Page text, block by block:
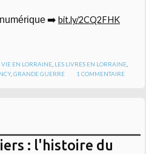
➡️ bit.ly/2CQ2FHK
VIE EN LORRAINE, LES LIVRES EN LORRAINE,
,GRANDE GUERRE 1 COMMENTAIRE
: l'histoire du